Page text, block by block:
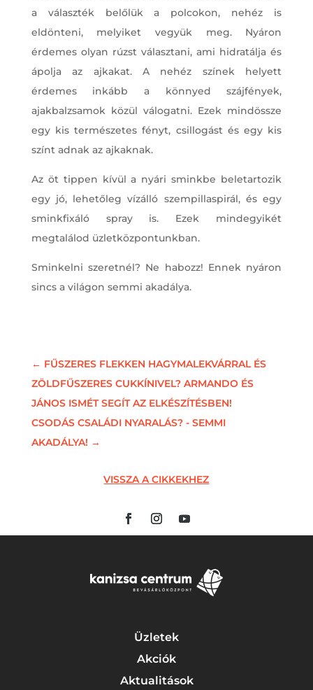
a választék belőlük a polcokon, nehéz is
eldönteni, melyiket vegyük meg. Nyáron
érdemes olyan rúzst választani, ami hidratálja és
ápolja az ajkakat. A nehéz színek helyett
érdemes inkább a könnyed szájfények,
ajakbalzsamok közül válogatni. Ezek mindössze
egy kis természetes fényt, csillogást és egy kis
színt adnak az ajkaknak.
Az öt tippen kívül a nyári sminkbe beletartozik
egy jó, lehetőleg vízálló szempillaspirál, és egy
sminkfixáló spray is. Ezek mindegyikét
megtalálod üzletközpontunkban.
Sminkelni szeretnél? Ne habozz! Ennek nyáron
sincs a világon semmi akadálya.
← FŰSZERES FLEKKEN HAGYMALEKVÁRRAL ÉS
ZÖLDFŰSZERES CUKKÍNIVEL? ARMANDO ÉS
JÁNOS ISMÉT SEGÍT AZ ELKÉSZÍTÉSBEN!
CSODÁS CSALÁDI NYARALÁS? - SEMMI
AKADÁLYA! →
VISSZA A CIKKEKHEZ
Üzletek
Akciók
Aktualitások